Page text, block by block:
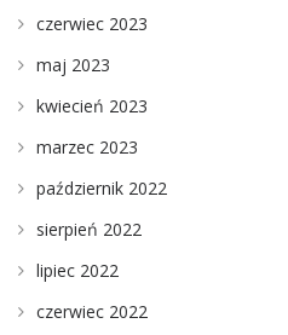
czerwiec 2023
maj 2023
kwiecień 2023
marzec 2023
październik 2022
sierpień 2022
lipiec 2022
czerwiec 2022